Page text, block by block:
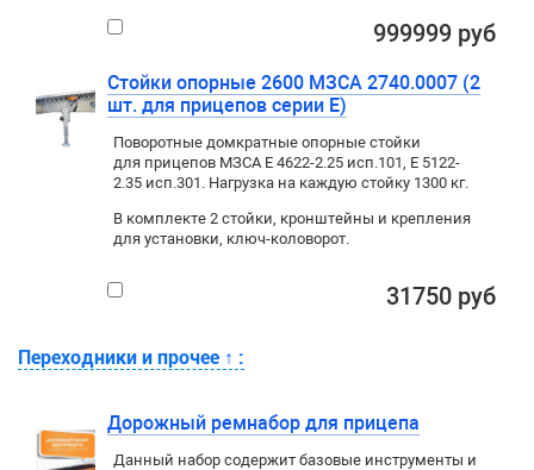
999999 руб
Стойки опорные 2600 МЗСА 2740.0007 (2
шт. для прицепов серии E)
Поворотные домкратные опорные стойки
для прицепов МЗСА E 4622-2.25 исп.101, E 5122-
2.35 исп.301. Нагрузка на каждую стойку 1300 кг.
В комплекте 2 стойки, кронштейны и крепления
для установки, ключ-коловорот.
31750 руб
Переходники и прочее ↑ :
Дорожный ремнабор для прицепа
Данный набор содержит базовые инструменты и